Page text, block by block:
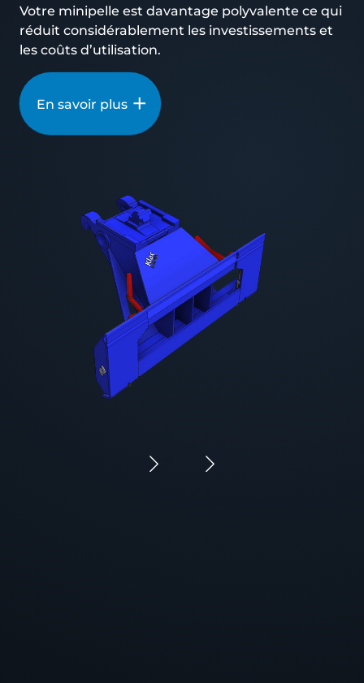
Votre minipelle est davantage polyvalente ce qui
réduit considérablement les investissements et
les coûts d’utilisation.
En savoir plus